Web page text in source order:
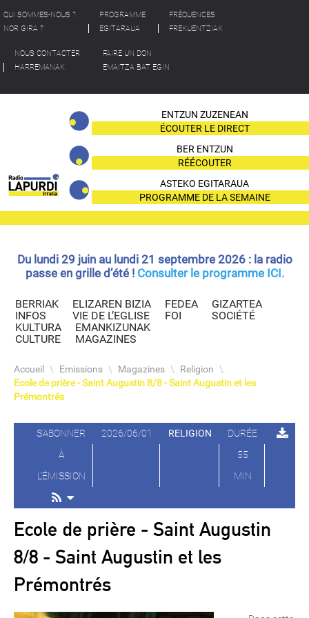
QUI SOMMES-NOUS ?
NOR GIRA ?
PROGRAMME
EGITARAUA
FRÉQUENCES
FREKUENTZIAK
NOUS CONTACTER
HARREMANAK
FAIRE UN DON
EMAITZA BAT EGIN
ENTZUN ZUZENEAN
ÉCOUTER LE DIRECT
BER ENTZUN
RÉÉCOUTER
ASTEKO EGITARAUA
PROGRAMME DE LA SEMAINE
Du lundi 29 juin au lundi 21 septembre 2026 : la radio
passe en grille d’été ! Consulter le programme ICI.
BERRIAK
INFOS
ELIZAREN BIZIA
VIE DE L’EGLISE
FEDEA
FOI
GIZARTEA
SOCIÉTÉ
KULTURA
CULTURE
EMANKIZUNAK
MAGAZINES
Accueil \ Emissions \ Magazines \ Religion \
Ecole de prière - Saint Augustin 8/8 - Saint Augustin et les
Prémontrés
S'ABONNER
À
L'ÉMISSION
2026/06/01 RELIGION
DURÉE
55
MIN
Ecole de prière - Saint Augustin
8/8 - Saint Augustin et les
Prémontrés